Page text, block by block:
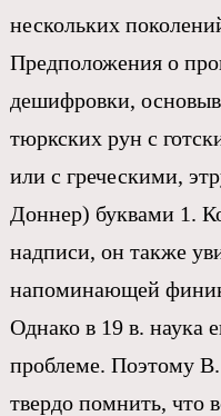
нескольких
Предположения о
дешифровки,
тюркских рун с
или с греческими,
Доннер) буквами 1.
надписи, он также
напоминающей
Однако в 19 в. наука
проблеме. Поэтому
твердо помнить, что